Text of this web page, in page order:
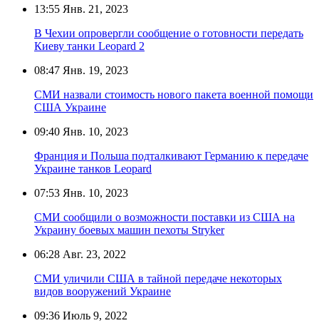
13:55 Янв. 21, 2023
В Чехии опровергли сообщение о готовности передать
Киеву танки Leopard 2
08:47 Янв. 19, 2023
СМИ назвали стоимость нового пакета военной помощи
США Украине
09:40 Янв. 10, 2023
Франция и Польша подталкивают Германию к передаче
Украине танков Leopard
07:53 Янв. 10, 2023
СМИ сообщили о возможности поставки из США на
Украину боевых машин пехоты Stryker
06:28 Авг. 23, 2022
СМИ уличили США в тайной передаче некоторых
видов вооружений Украине
09:36 Июль 9, 2022